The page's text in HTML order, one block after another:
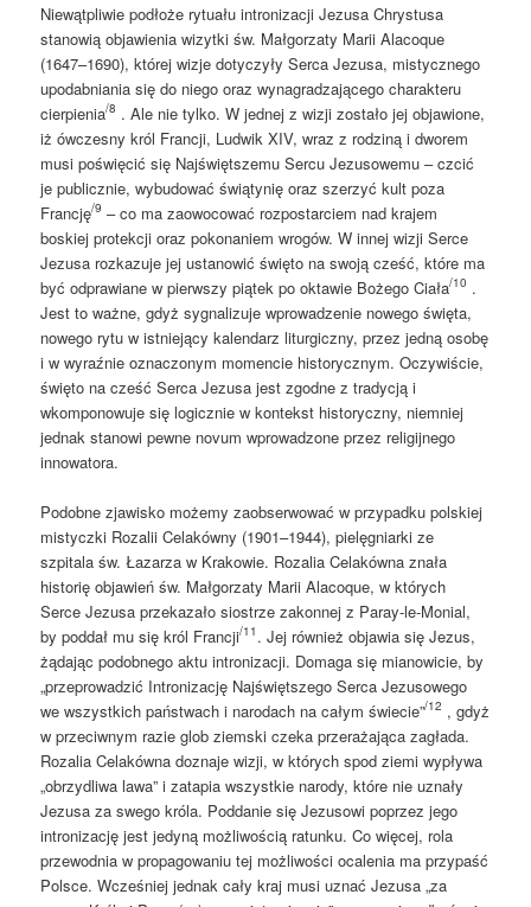
Niewątpliwie podłoże rytuału intronizacji Jezusa Chrystusa
stanowią objawienia wizytki św. Małgorzaty Marii Alacoque
(1647–1690), której wizje dotyczyły Serca Jezusa, mistycznego
upodabniania się do niego oraz wynagradzającego charakteru
cierpienia/8 . Ale nie tylko. W jednej z wizji zostało jej objawione,
iż ówczesny król Francji, Ludwik XIV, wraz z rodziną i dworem
musi poświęcić się Najświętszemu Sercu Jezusowemu – czcić
je publicznie, wybudować świątynię oraz szerzyć kult poza
Francję/9 – co ma zaowocować rozpostarciem nad krajem
boskiej protekcji oraz pokonaniem wrogów. W innej wizji Serce
Jezusa rozkazuje jej ustanowić święto na swoją cześć, które ma
być odprawiane w pierwszy piątek po oktawie Bożego Ciała/10 .
Jest to ważne, gdyż sygnalizuje wprowadzenie nowego święta,
nowego rytu w istniejący kalendarz liturgiczny, przez jedną osobę
i w wyraźnie oznaczonym momencie historycznym. Oczywiście,
święto na cześć Serca Jezusa jest zgodne z tradycją i
wkomponowuje się logicznie w kontekst historyczny, niemniej
jednak stanowi pewne novum wprowadzone przez religijnego
innowatora.
Podobne zjawisko możemy zaobserwować w przypadku polskiej
mistyczki Rozalii Celakówny (1901–1944), pielęgniarki ze
szpitala św. Łazarza w Krakowie. Rozalia Celakówna znała
historię objawień św. Małgorzaty Marii Alacoque, w których
Serce Jezusa przekazało siostrze zakonnej z Paray-le-Monial,
by poddał mu się król Francji/11 . Jej również objawia się Jezus,
żądając podobnego aktu intronizacji. Domaga się mianowicie, by
„przeprowadzić Intronizację Najświętszego Serca Jezusowego
we wszystkich państwach i narodach na całym świecie”/12 , gdyż
w przeciwnym razie glob ziemski czeka przerażająca zagłada.
Rozalia Celakówna doznaje wizji, w których spod ziemi wypływa
„obrzydliwa lawa” i zatapia wszystkie narody, które nie uznały
Jezusa za swego króla. Poddanie się Jezusowi poprzez jego
intronizację jest jedyną możliwością ratunku. Co więcej, rola
przewodnia w propagowaniu tej możliwości ocalenia ma przypaść
Polsce. Wcześniej jednak cały kraj musi uznać Jezusa „za